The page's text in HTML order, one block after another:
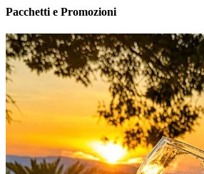
Pacchetti e Promozioni